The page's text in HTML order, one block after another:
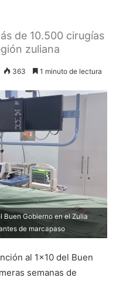
de 10.500 cirugías
zuliana
363 1 minuto de lectura
Buen Gobierno en el Zulia
de marcapaso
al 1×10 del Buen
semanas de